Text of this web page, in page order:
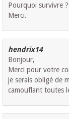
Pourquoi survivre
Merci.
hendrix14
Bonjour,
Merci pour votre
je serais obligé de
camouflant toutes